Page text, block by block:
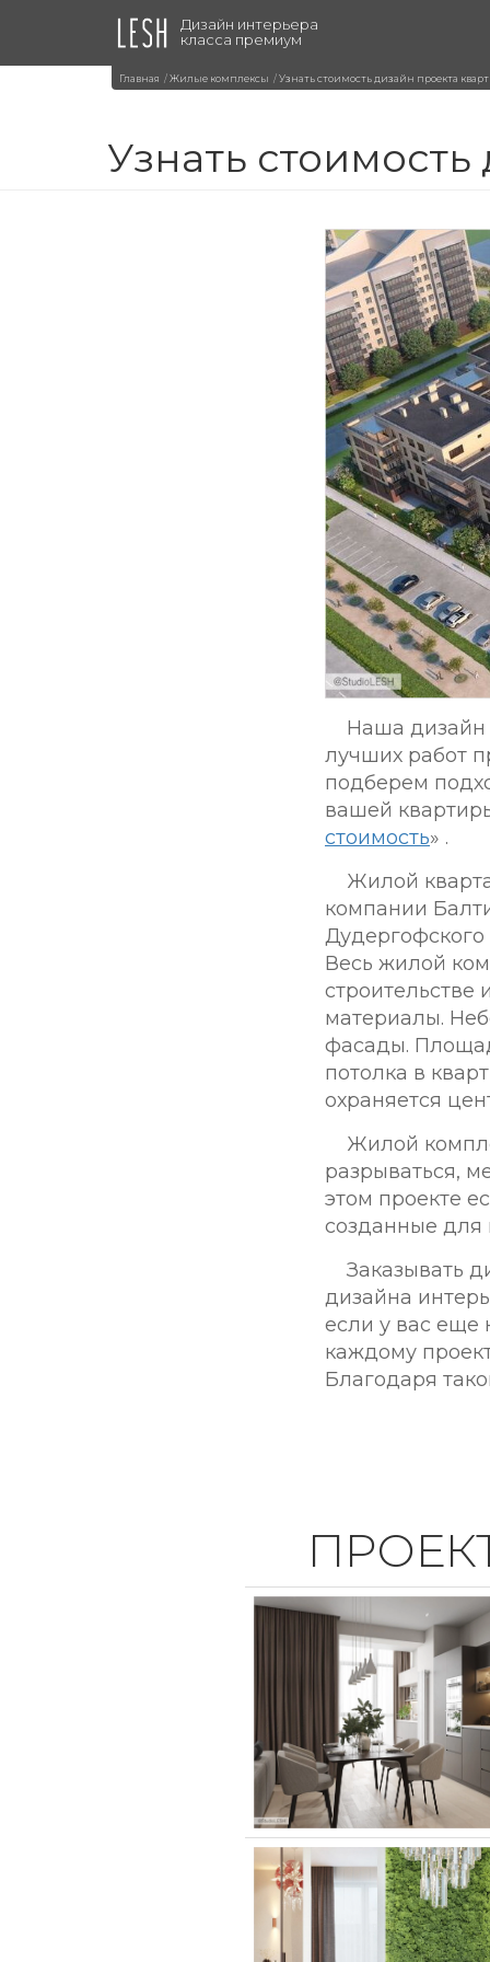
Дизайн интерьера
класса премиум
Главная Жилые комплексы Узнать стоимость дизайн проекта
Узнать
Наша дизайн
лучших работ
подберем
вашей
стоимость» .
Жилой
компании
Весь жилой
строительстве
материалы.
фасады.
потолка в
охраняется
Жилой
разрываться,
этом проекте
созданные
Заказывать
дизайна
если у вас еще
каждому
Благодаря